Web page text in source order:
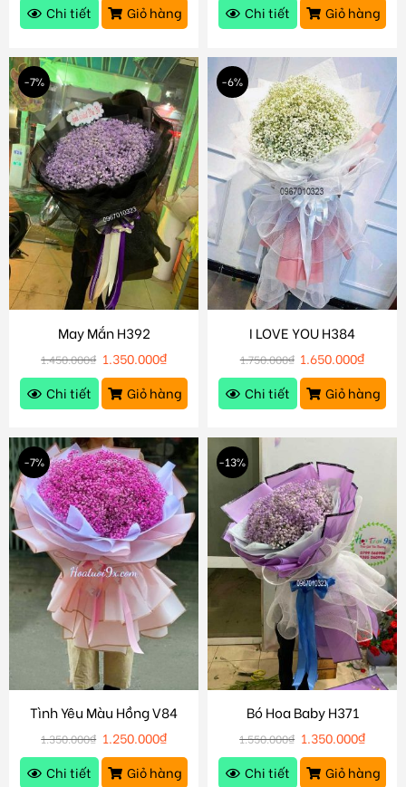
Chi tiết
Giỏ hàng
Chi tiết
Giỏ hàng
-7%
May Mắn H392
1.450.000₫ 1.350.000₫
Chi tiết
Giỏ hàng
-6%
I LOVE YOU H384
1.750.000₫ 1.650.000₫
Chi tiết
Giỏ hàng
-7%
Tình Yêu Màu Hồng V84
1.350.000₫ 1.250.000₫
Chi tiết
Giỏ hàng
-13%
Bó Hoa Baby H371
1.550.000₫ 1.350.000₫
Chi tiết
Giỏ hàng